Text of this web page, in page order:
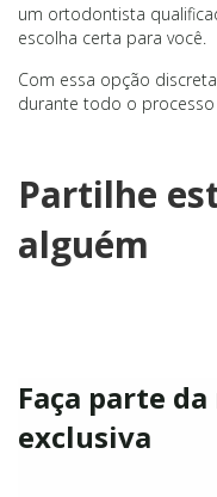
um ortodontista
escolha certa para você.
Com essa opção
durante todo o
Partilhe
alguém
Faça parte
exclusiva